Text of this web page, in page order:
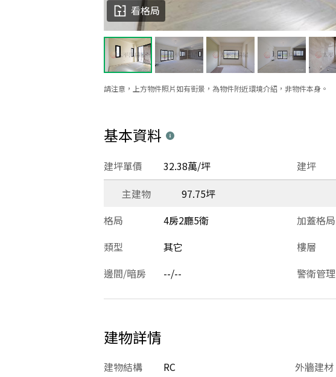
請注意，上方物件照片如有街景，為物件附近環境介紹，非物件本身。
看格局
基本資料
建坪
建坪單價 32.38萬/坪
主建物
97.75坪
格局
4房2廳5衛 加蓋格局
類型
其它 樓層
邊間/暗房
--/-- 警衛管理
建物詳情
建物結構 RC 外牆建材